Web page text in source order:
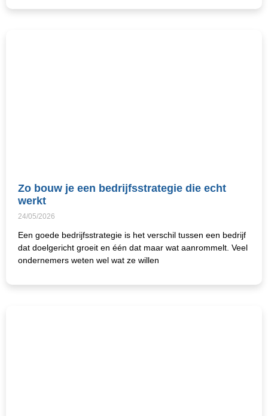
Zo bouw je een bedrijfsstrategie die echt
werkt
24/05/2026
Een goede bedrijfsstrategie is het verschil tussen een bedrijf
dat doelgericht groeit en één dat maar wat aanrommelt. Veel
ondernemers weten wel wat ze willen